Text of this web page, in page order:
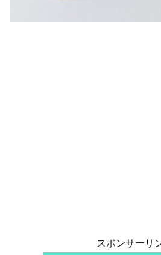
スポンサーリ